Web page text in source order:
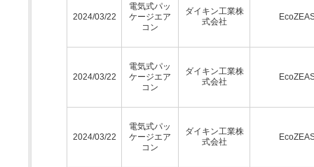
2024/03/22
電気式パッ
ケージエア
コン
ダイキン工業株
式会社
2024/03/22
電気式パッ
ケージエア
コン
ダイキン工業株
式会社
2024/03/22
電気式パッ
ケージエア
コン
ダイキン工業株
式会社